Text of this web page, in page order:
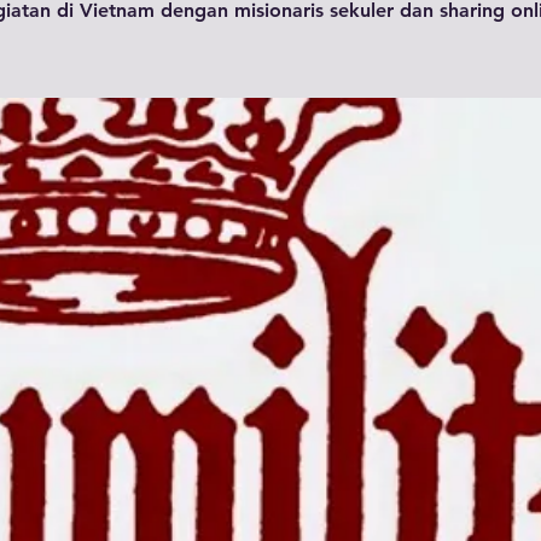
di Vietnam dengan misionaris sekuler dan sharing